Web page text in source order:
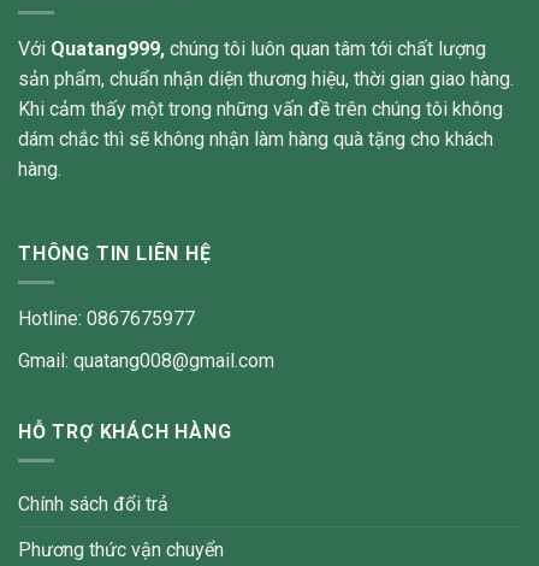
Với Quatang999, chúng tôi luôn quan tâm tới chất lượng
sản phẩm, chuẩn nhận diện thương hiệu, thời gian giao hàng.
Khi cảm thấy một trong những vấn đề trên chúng tôi không
dám chắc thì sẽ không nhận làm hàng quà tặng cho khách
hàng.
THÔNG TIN LIÊN HỆ
Hotline: 0867675977
Gmail: quatang008@gmail.com
HỖ TRỢ KHÁCH HÀNG
Chính sách đổi trả
Phương thức vận chuyển